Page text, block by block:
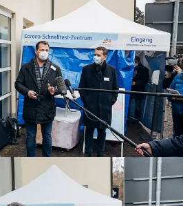
Anmeldung
Christian Harms